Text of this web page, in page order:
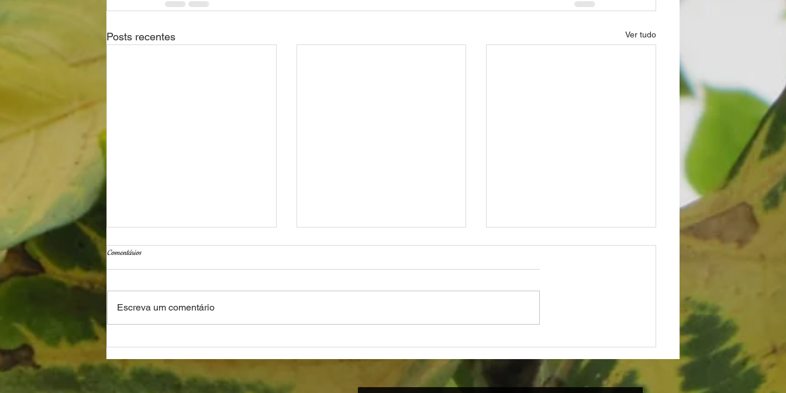
Posts recentes Ver tudo
Bug Sociedade
Comentários
Escreva um comentário